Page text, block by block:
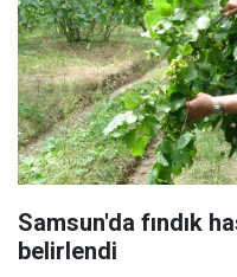
Samsun'da fındık
belirlendi